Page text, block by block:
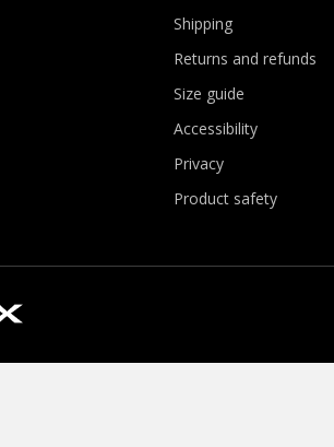
Shipping
Returns and refunds
Size guide
Accessibility
Privacy
Product safety